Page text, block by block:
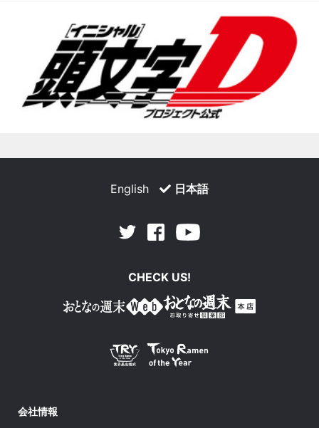
English 日本語
Twitter Facebook
CHECK US!
会社情報